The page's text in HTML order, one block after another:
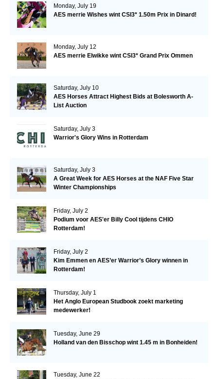
Monday, July 19
AES merrie Wishes wint CSI3* 1.50m Prix in Dinard!
Monday, July 12
AES merrie Elwikke wint CSI3* Grand Prix Ommen
Saturday, July 10
AES Horses Attract Highest Bids at Bolesworth A-
List Auction
Saturday, July 3
Warrior's Glory Wins in Rotterdam
Saturday, July 3
A Great Week for AES Horses at the NAF Five Star
Winter Championships
Friday, July 2
Podium voor AES'er Billy Cool tijdens CHIO
Rotterdam!
Friday, July 2
Kim Emmen en AES’er Warrior’s Glory winnen in
Rotterdam!
Thursday, July 1
Het Anglo European Studbook zoekt marketing
medewerker!
Tuesday, June 29
Holland van den Bisschop wint 1.45 m in Bonheiden!
Tuesday, June 22